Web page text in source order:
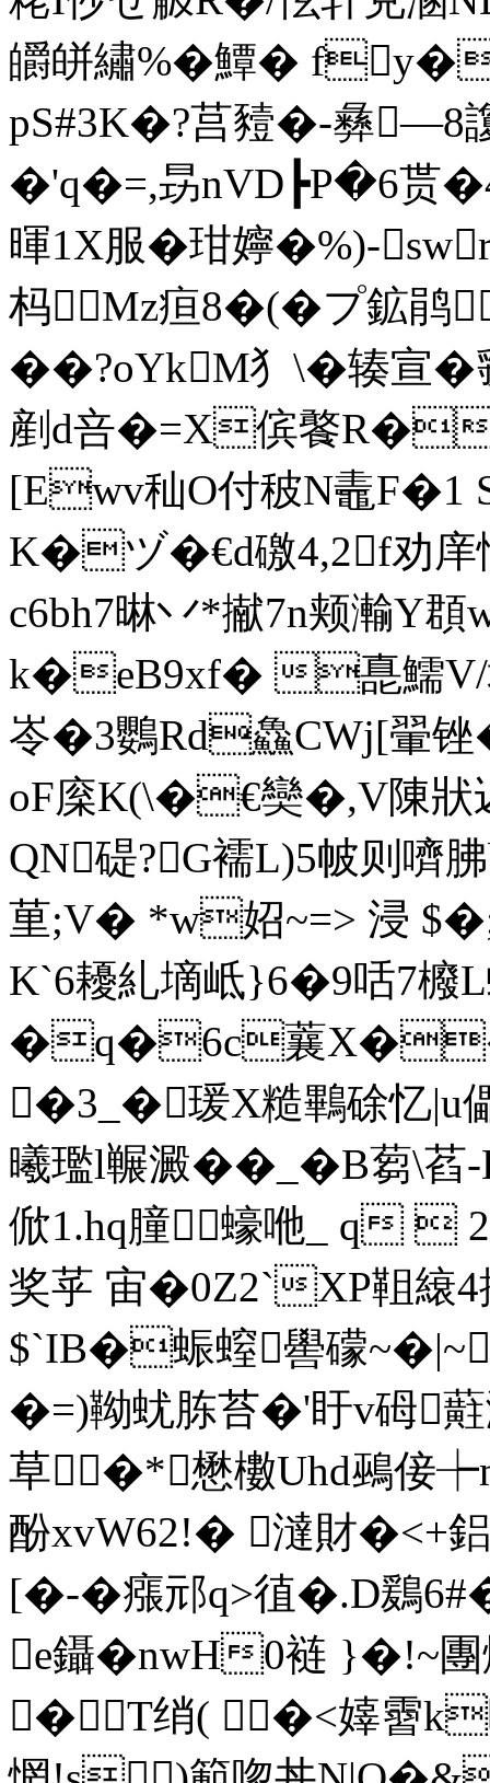
皭皏繡%�鱏�
pS#3K�?莒豷�-彝
�'q�=,昮nVD┣P�6贳
暉1X服�玵嬣�%)-
杩Mz疸8�(�プ鉱鹃
��?oYkM犭\�辏宣
剷d咅�=X傧饏R�
[Ewv秈O付秛N鼃F�1
K�ヅ�€d礉4,2f劝庠
c6bh7晽丷*擜7n颊瀭Y
k�eB9xf� 嗭鱬V/
岺�3鸚Rd鱻CWj[翬锉
oF庺K(\�€奱�,V陳狀
QN碮?G襦L)5帔则
荲;V� *w妱~=> 浸
K`6耰糺墑岻}6�9咶7
�q�6c蘘
�3_�瑗X糙鷝硢忆|u
曦璼l冁澱��_�B蒭\
俽1.hq膧蠔咃_ q  2
奖苸 宙�0Z2`XP靻
$`IB�蜄螲嚳礞~�
�=)靿蚘胨苔�'盱v砪蘣
草�*懋櫢Uhd鵐倿
酚xvW62!� 澾財�<+
[�-�瘬邧q>徝�.D鶢
e鑷�nwH0裢 }�!~團
� T绡( �<嫴霫k